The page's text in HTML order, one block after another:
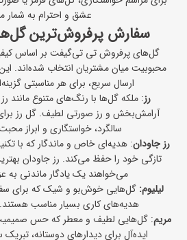
عشق و احترام به شمار
سفارش پرفروش‌ترین
گل‌های پرفروش تی‌ تی‌گیفت بر اساس
محبوبیت میان مشتریان انتخاب شده‌اند.
ارسال سریع، برای هر مناسبتی
رز: ملکه گل‌ها با رنگ‌های متنوع مانند
آرامش‌بخش و رز صورتی لطیف. گل رز
سالگرد، خواستگاری و ابراز
رز جاودان: هدیه‌ای خاص و ماندگار که با
تازگی خود را حفظ می‌کند. رز جاودان
می‌خواهند یک یادگار ماندنی به
لیلیوم: گل‌هایی خوش‌بو و شیک که برای
هدیه‌های کاری بسیار مناسب
مریم: گل‌هایی لطیف و معطر که حس
ایده‌آل برای دیدارهای دوستانه، تبریک